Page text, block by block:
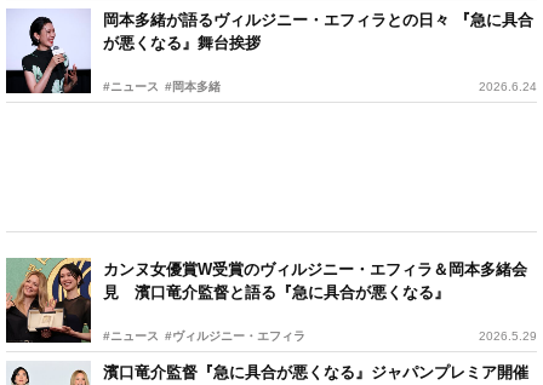
岡本多緒が語るヴィルジニー・エフィラとの日々 『急に具合
が悪くなる』舞台挨拶
#ニュース #岡本多緒 2026.6.24
カンヌ女優賞W受賞のヴィルジニー・エフィラ＆岡本多緒会
見 濱口竜介監督と語る『急に具合が悪くなる』
#ニュース #ヴィルジニー・エフィラ 2026.5.29
濱口竜介監督『急に具合が悪くなる』ジャパンプレミア開催